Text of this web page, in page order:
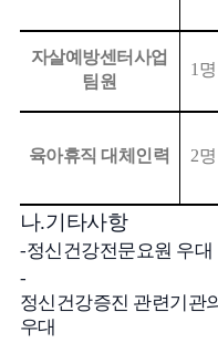
자살예방센터사업
팀원
1 명
육아휴직 대체인력 2명
나.기타사항
-정신건강전문요원 우대
-
정신건강증진 관련기관
우대